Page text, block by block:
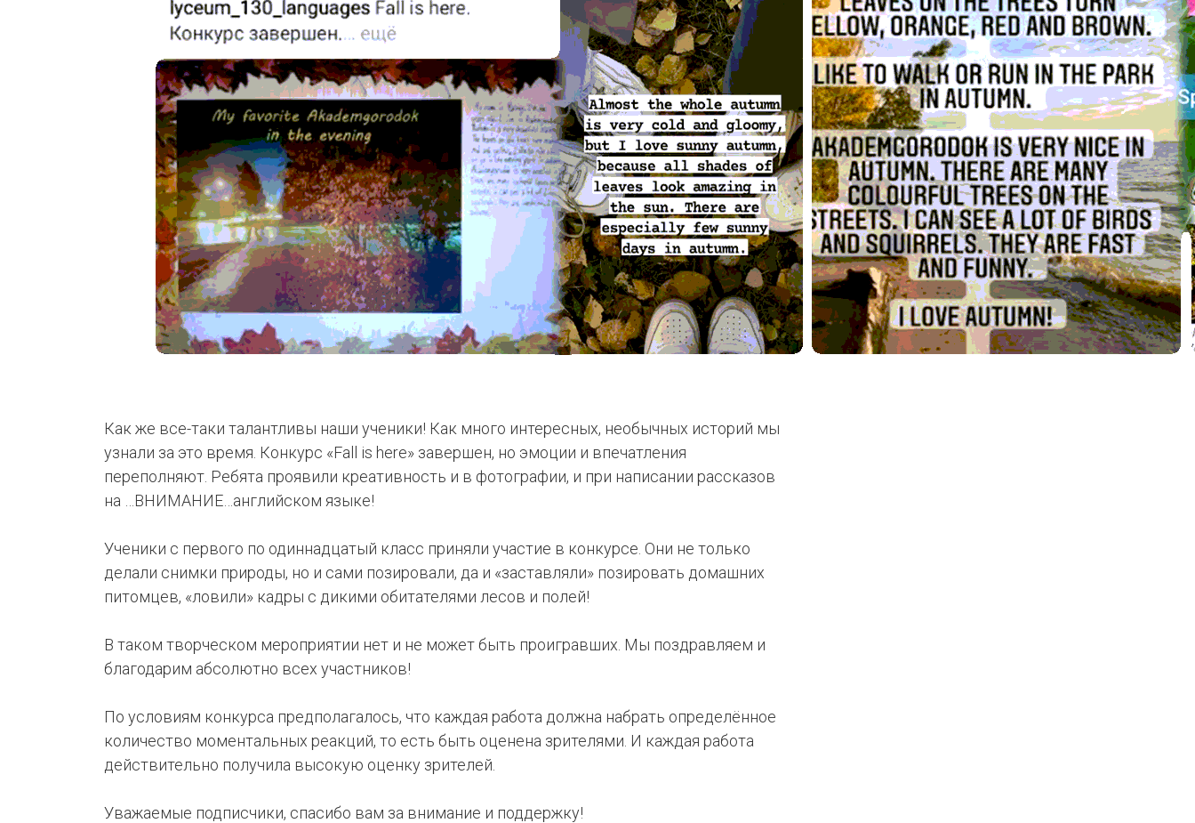
Как же все-таки талантливы наши ученики! Как много интересных, необычных историй мы
узнали за это время. Конкурс «Fall is here» завершен, но эмоции и впечатления
переполняют. Ребята проявили креативность и в фотографии, и при написании рассказов
на …ВНИМАНИЕ…английском языке!
Ученики с первого по одиннадцатый класс приняли участие в конкурсе. Они не только
делали снимки природы, но и сами позировали, да и «заставляли» позировать домашних
питомцев, «ловили» кадры с дикими обитателями лесов и полей!
В таком творческом мероприятии нет и не может быть проигравших. Мы поздравляем и
благодарим абсолютно всех участников!
По условиям конкурса предполагалось, что каждая работа должна набрать определённое
количество моментальных реакций, то есть быть оценена зрителями. И каждая работа
действительно получила высокую оценку зрителей.
Уважаемые подписчики, спасибо вам за внимание и поддержку!